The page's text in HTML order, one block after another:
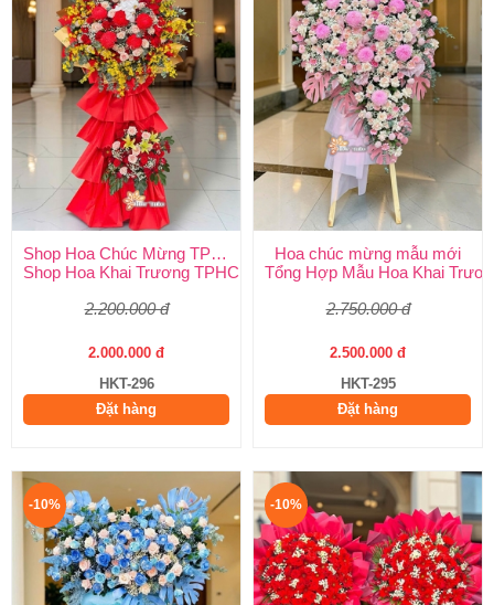
Shop Hoa Chúc Mừng TPHCM
Shop Hoa Khai Trương TPHCM Uy Tín – Hoa Tươi Huy Thảo
2.200.000 đ
2.000.000 đ
HKT-296
Đặt hàng
Hoa chúc mừng mẫu mới
Tổng Hợp Mẫu Hoa Khai
2.750.000 đ
2.500.000 đ
HKT-295
Đặt hàng
-10% -10%